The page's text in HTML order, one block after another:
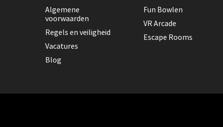
Algemene
voorwaarden
Regels en veiligheid
Vacatures
Blog
Fun Bowlen
VR Arcade
Escape Rooms